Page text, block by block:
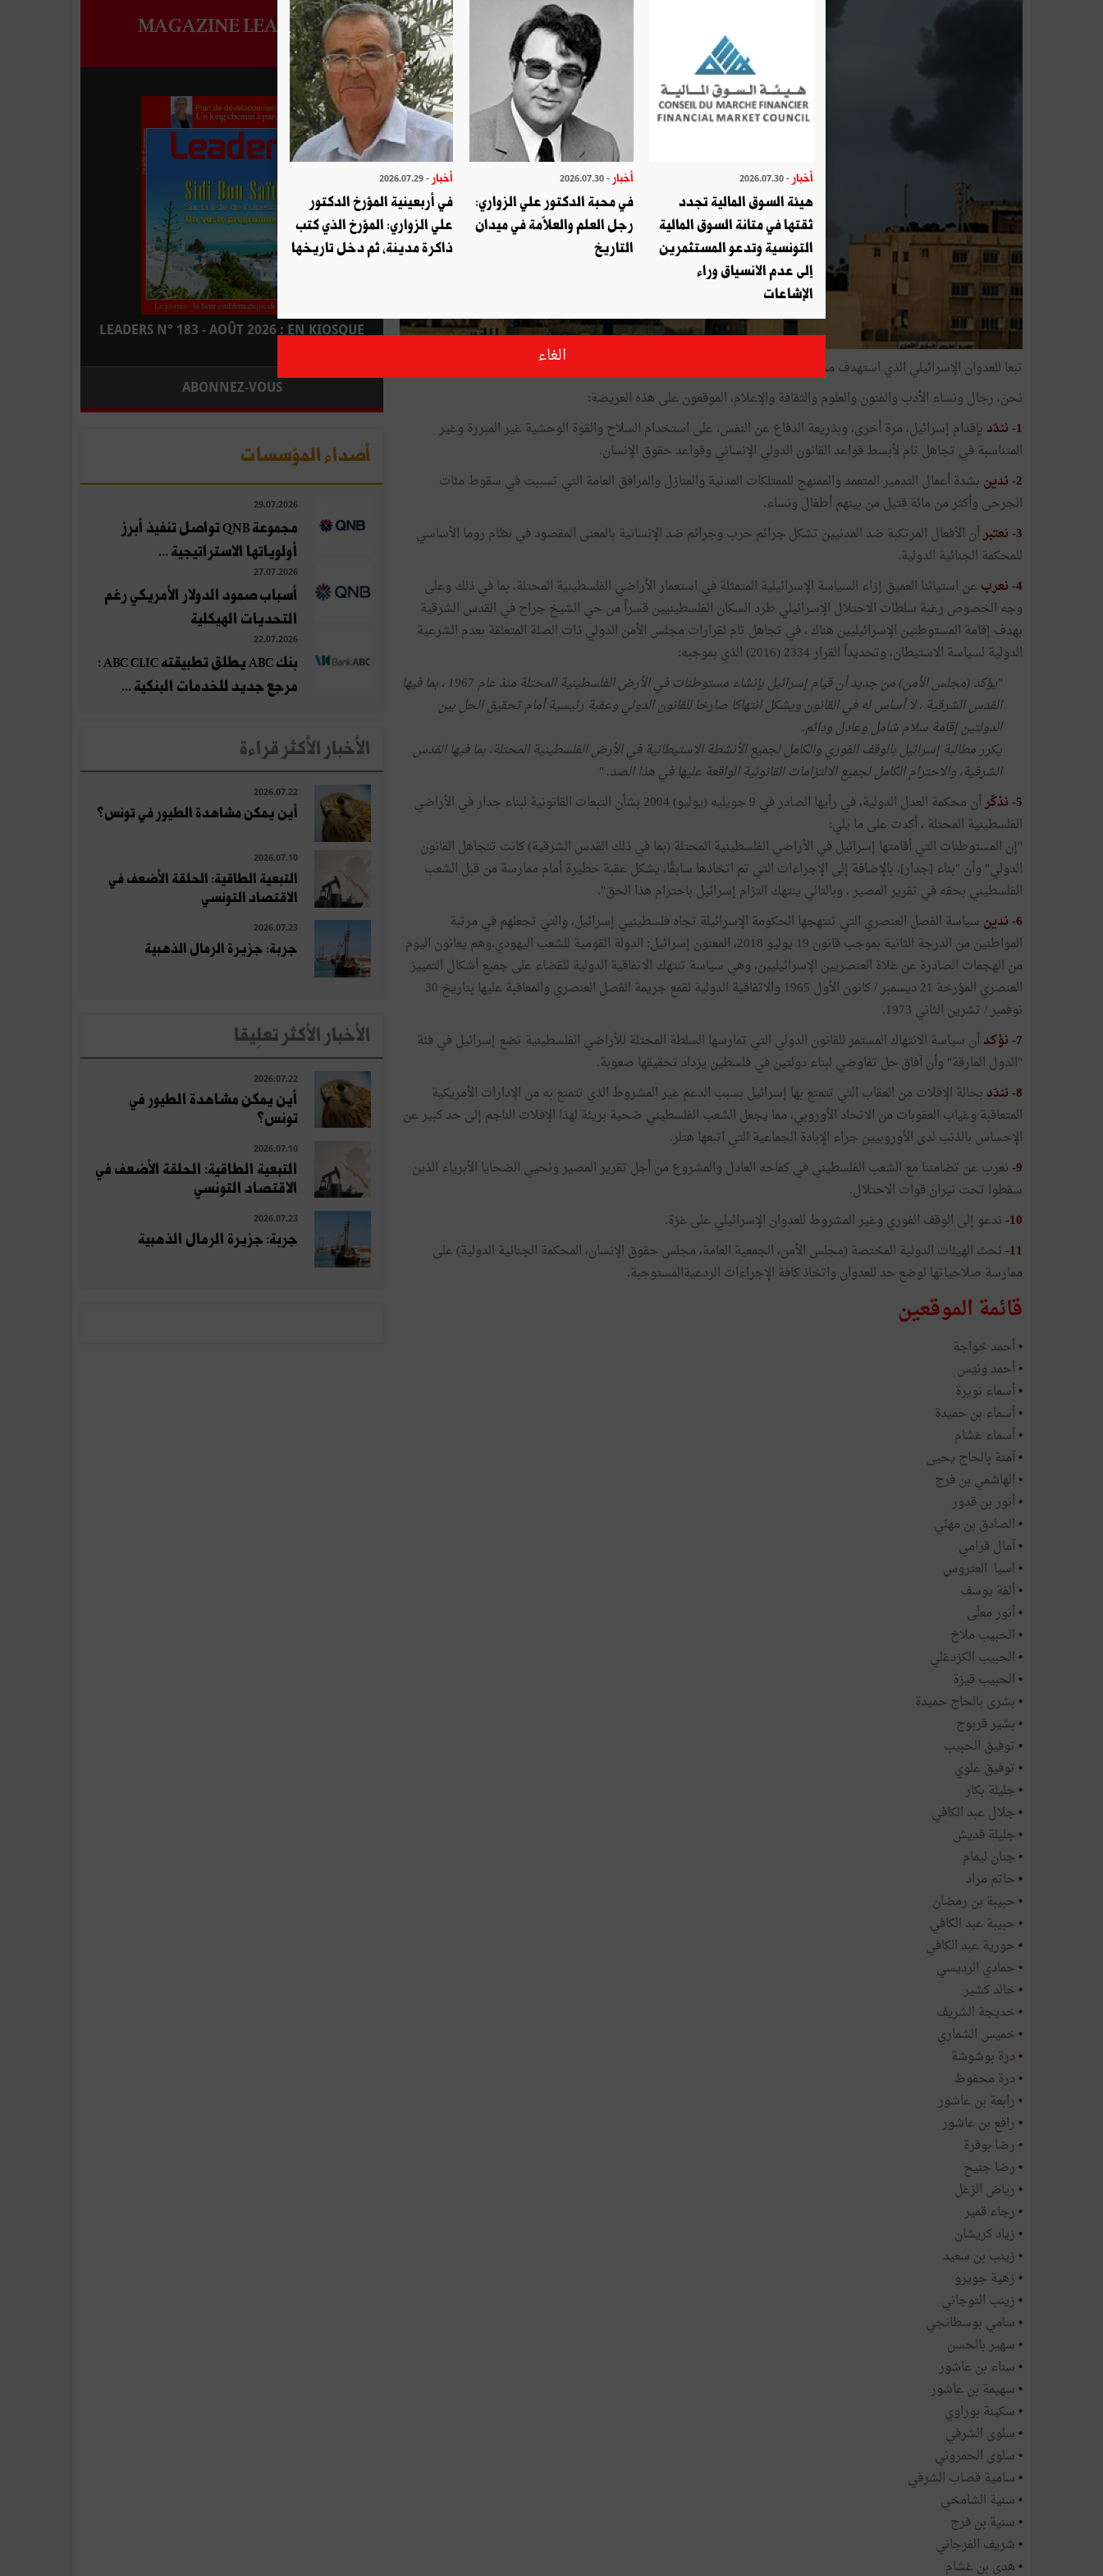
تبعا للعدوان الإسرائيلي الذي استهدف مجددا السكان الفلسطنيين في غزة والقدس الشرقية منذ 10 ماي 2021
نحن، رجال ونساء الأدب والفنون والعلوم والثقافة والإعلام، الموقعون على هذه العريضة:
1- نندّد
بإقدام إسرائيل، مرة أخرى، وبذريعة الدفاع عن النفس، على استخدام السلاح والقوة الوحشية غير المبررة وغير
المتناسبة في تجاهل تام لأبسط قواعد القانون الدولي الإنساني وقواعد حقوق الإنسان.
2- ندين
بشدة أعمال التدمير المتعمد والممنهج للممتلكات المدنية والمنازل والمرافق العامة التي تسببت في سقوط مئات
الجرحى وأكثر من مائة قتيل من بينهم أطفال ونساء.
3- نعتبر
أن الأفعال المرتكبة ضد المدنيين تشكل جرائم حرب وجرائم ضد الإنسانية بالمعنى المقصود في نظام روما الأساسي
للمحكمة الجنائية الدولية.
4- نعرب
عن استيائنا العميق إزاء السياسة الإسرائيلية المتمثلة في استعمار الأراضي الفلسطينية المحتلة، بما في ذلك وعلى
وجه الخصوص رغبة سلطات الاحتلال الإسرائيلي طرد السكان الفلسطينيين قسراً من حي الشيخ جراح في القدس الشرقية
بهدف إقامة المستوطنين الإسرائيليين هناك ، في تجاهل تام لقرارات مجلس الأمن الدولي ذات الصلة المتعلقة بعدم الشرعية
الدولية لسياسة الاستيطان، وتحديداً القرار 2334 (2016) الذي بموجبه:
"يؤكد (مجلس الأمن) من جديد أن قيام إسرائيل بإنشاء مستوطنات في الأرض الفلسطينية المحتلة منذ عام 1967 ، بما فيها
القدس الشرقية ، لا أساس له في القانون ويشكل انتهاكا صارخا للقانون الدولي وعقبة رئيسية أمام تحقيق الحل بين
الدولتين إقامة سلام شامل وعادل ودائم.
يكرر مطالبة إسرائيل بالوقف الفوري والكامل لجميع الأنشطة الاستيطانية في الأرض الفلسطينية المحتلة، بما فيها القدس
الشرقية، والاحترام الكامل لجميع الالتزامات القانونية الواقعة عليها في هذا الصد. "
5- نذكّر
أن محكمة العدل الدولية، في رأيها الصادر في 9 جويليه (يوليو) 2004 بشأن التبعات القانونية لبناء جدار في الأراضي
الفلسطينية المحتلة ، أكدت على ما يلي:
"إن المستوطنات التي أقامتها إسرائيل في الأراضي الفلسطينية المحتلة (بما في ذلك القدس الشرقية) كانت تتجاهل القانون
الدولي" وأن "بناء [جدار]، بالإضافة إلى الإجراءات التي تم اتخاذها سابقًا، يشكل عقبة خطيرة أمام ممارسة من قبل الشعب
الفلسطيني بحقه في تقرير المصير ، وبالتالي ينتهك التزام إسرائيل باحترام هذا الحق".
6- ندين سياسة الفصل العنصري التي تنتهجها الحكومة الإسرائيلة تجاه فلسطينيي إسرائيل، والتي تجعلهم في مرتبة
المواطنين من الدرجة الثانية بموجب قانون 19 يوليو 2018، المعنون إسرائيل: الدولة القومية للشعب اليهودي،وهم يعانون اليوم
من الهجمات الصادرة عن غلاة العنصريين الإسرائيليين، وهي سياسة تنتهك الاتفاقية الدولية للقضاء على جميع أشكال التمييز
العنصري المؤرخة 21 ديسمبر / كانون الأول 1965 والاتفاقية الدولية لقمع جريمة الفصل العنصري والمعاقبة عليها بتاريخ 30
نوفمبر / تشرين الثاني 1973.
7- نؤكدأن سياسة الانتهاك المستمر للقانون الدولي التي تمارسها السلطة المحتلة للأراضي الفلسطينية تضع إسرائيل في فئة
"الدول المارقة" وأن آفاق حل تفاوضي لبناء دولتين في فلسطين يزداد تحقيقها صعوبة.
8- نندّد
بحالة الإفلات من العقاب التي تتمتع بها إسرائيل بسبب الدعم غير المشروط الذي تتمتع به من الإدارات الأمريكية
المتعاقبة وغياب العقوبات من الاتحاد الأوروبي، مما يجعل الشعب الفلسطيني ضحية بريئة لهذا الإفلات الناجم إلى حد كبير عن
الإحساس بالذنب لدى الأوروبيين جراء الإبادة الجماعية التي اتبعها هتلر.
9- نعرب عن تضامننا مع الشعب الفلسطيني في كفاحه العادل والمشروع من أجل تقرير المصير ونحيي الضحايا الأبرياء الذين
سقطوا تحت نيران قوات الاحتلال.
10- ندعو إلى الوقف الفوري وغير المشروط للعدوان الإسرائيلي على غزة.
11- نحث الهيئات الدولية المختصة (مجلس الأمن، الجمعية العامة، مجلس حقوق الإنسان، المحكمة الجنائية الدولية) على
ممارسة صلاحياتها لوضع حد للعدوان واتخاذ كافة الإجراءات الردعيةالمستوجبة.
قائمة الموقعين
•أحمد خواجة
•أحمد ونيّس
•أسماء نويرة
•أسماء بن حميدة
•أسماء غشام
•آمنة بالحاج يحيى
• الهاشمي بن فرج
•أنور بن قدور
• الصادق بن مهنّي
•آمال قرامي
• اسيا العتروس
•ألفة يوسف
•أنور معلّى
• الحبيب ملاخ
• الحبيب الكزدغلي
• الحبيب قيزة
• بشرى بالحاج حميدة
• بشير قربوج
• توفيق الحبيب
• توفيق علوي
• جليلة بكار
• جلال عبد الكافي
• جليلة قديش
• جنان ليمام
• حاتم مراد
• حبيبة بن رمضان
• حبيبة عبد الكافي
• حورية عبد الكافي
• حمادي الرديسي
• خالد كشير
• خديجة الشريف
• خميس الشماري
•درة بوشوشة
•درة محفوظ
• رابعة بن عاشور
• رافع بن عاشور
• رضا بوقرة
• رضا جنيح
• رياض الزغل
• رجاء قمير
• زياد كريشان
• زينب بن سعيد
• زهية جويرو
• زينب التوجاني
• سامي بوسطانجي
• سهير بالحسن
• سناء بن عاشور
• سهيمة بن عاشور
• سكينة بوراوي
• سلوى الشرفي
• سلوى الحمروني
• سامية قصاب الشرفي
• سنية الشامخي
• سنية بن فرج
• شريف الفرجاني
• هدى بن غشام
MAGAZINE LEADERS
LEADERS N° 183 - AOÛT 2026 : EN KIOSQUE
ABONNEZ-VOUS
أصداء المؤسسات
29.07.2026
مجموعة QNB تواصل تنفيذ أبرز
أولوياتها الاستراتيجية ...
27.07.2026
أسباب صمود الدولار الأمريكي رغم
التحديات الهيكلية
22.07.2026
بنك ABC يطلق تطبيقته ABC CLIC :
مرجع جديد للخدمات البنكية ...
الأخبار الأكثر قراءة
2026.07.22
أين يمكن مشاهدة الطيور في تونس؟
2026.07.10
التبعية الطاقية: الحلقة الأضعف في
الاقتصاد التونسي
2026.07.23
جربة: جزيرة الرمال الذهبية
الأخبار الأكثر تعلِيقا
2026.07.22
أين يمكن مشاهدة الطيور في
تونس؟
2026.07.10
التبعية الطاقية: الحلقة الأضعف في
الاقتصاد التونسي
2026.07.23
جربة: جزيرة الرمال الذهبية
أخبار - 2026.07.30
هيئة السوق المالية تجدد
ثقتها في متانة السوق المالية
التونسية وتدعو المستثمرين
إلى عدم الانسياق وراء
الإشاعات
أخبار - 2026.07.30
في محبة الدكتور علي الزواري:
رجل العلم والعلاّمة في ميدان
التاريخ
أخبار - 2026.07.29
في أربعينية المؤرخ الدكتور
علي الزواري: المؤرخ الذي كتب
ذاكرة مدينة، ثم دخل تاريخها
الغاء